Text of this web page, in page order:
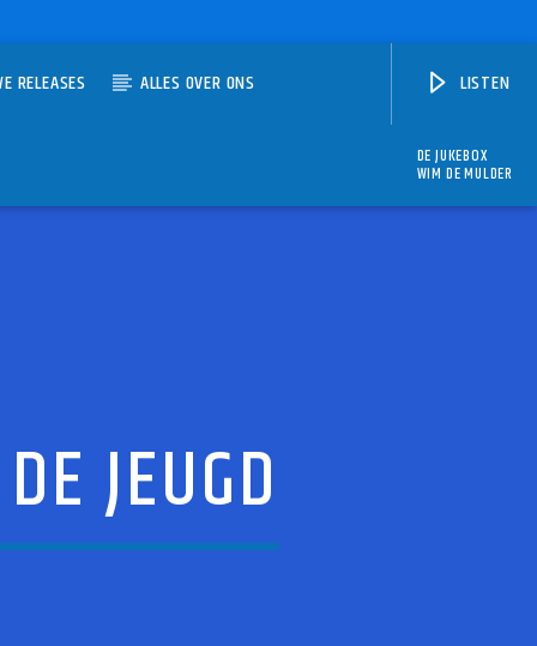
RELEASES ALLES OVER ONS LISTEN
DE JUKEBOX
WIM DE MULDER
JEUGD